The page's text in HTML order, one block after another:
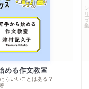
める作文教室
らいいことはある？
著
シリーズ・全集